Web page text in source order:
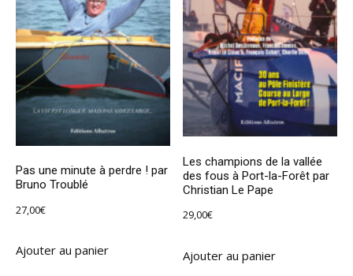
Pas une minute à perdre ! par
Bruno Troublé
27,00€
Ajouter au panier
Les champions de la vallée
des fous à Port-la-Forêt par
Christian Le Pape
29,00€
Ajouter au panier